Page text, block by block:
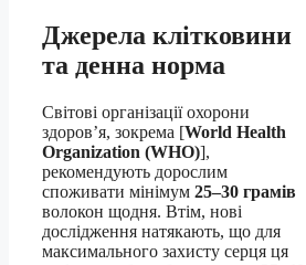
Джерела клітковини
та денна норма
Світові організації охорони
здоров’я, зокрема [World Health
Organization (WHO)],
рекомендують дорослим
споживати мінімум 25–30 грамів
волокон щодня. Втім, нові
дослідження натякають, що для
максимального захисту серця ця